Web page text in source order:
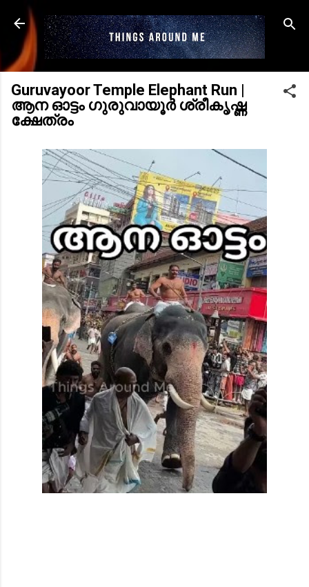
Skip to main content
Guruvayoor Temple Elephant Run |
ആന ഓട്ടം ഗുരുവായൂർ ശ്രീകൃഷ്ണ
ക്ഷേത്രം